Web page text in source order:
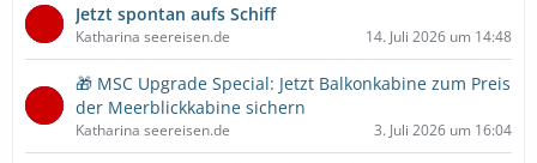
Jetzt spontan aufs Schiff
Katharina seereisen.de 14. Juli 2026 um 14:48
🎁 MSC Upgrade Special: Jetzt Balkonkabine zum Preis
der Meerblickkabine sichern
Katharina seereisen.de 3. Juli 2026 um 16:04